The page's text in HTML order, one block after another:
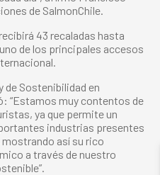
de SalmonChile.
43 recaladas hasta
de los principales accesos
de Sostenibilidad en
“Estamos muy contentos de
ya que permite un
industrias presentes
así su rico
a través de nuestro